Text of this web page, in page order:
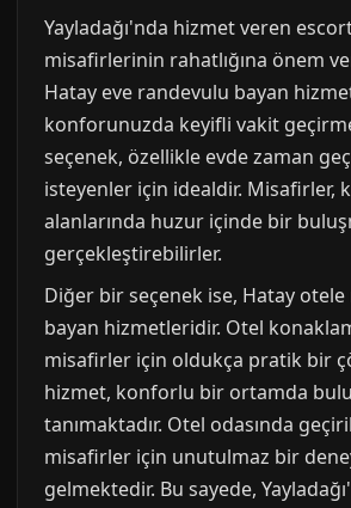
Yayladağı'nda hizmet veren
misafirlerinin rahatlığına önem
Hatay eve randevulu bayan
konforunuzda keyifli vakit
seçenek, özellikle evde zaman
isteyenler için idealdir. Misafirler,
alanlarında huzur içinde bir
gerçekleştirebilirler.
Diğer bir seçenek ise, Hatay
bayan hizmetleridir. Otel
misafirler için oldukça pratik bir
hizmet, konforlu bir ortamda
tanımaktadır. Otel odasında
misafirler için unutulmaz bir
gelmektedir. Bu sayede,